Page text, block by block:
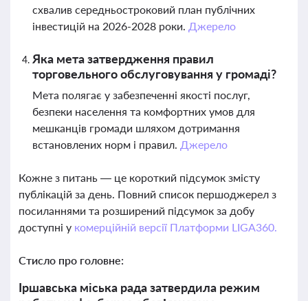
схвалив середньостроковий план публічних
інвестицій на 2026-2028 роки. Джерело
Яка мета затвердження правил
торговельного обслуговування у громаді?
Мета полягає у забезпеченні якості послуг,
безпеки населення та комфортних умов для
мешканців громади шляхом дотримання
встановлених норм і правил. Джерело
Кожне з питань — це короткий підсумок змісту
публікацій за день. Повний список першоджерел з
посиланнями та розширений підсумок за добу
доступні у комерційній версії Платформи LIGA360.
Стисло про головне:
Іршавська міська рада затвердила режим